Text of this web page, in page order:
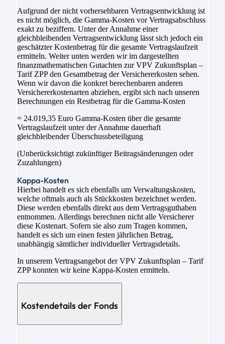
Aufgrund der nicht vorhersehbaren Vertragsentwicklung ist
es nicht möglich, die Gamma-Kosten vor Vertragsabschluss
exakt zu beziffern. Unter der Annahme einer
gleichbleibenden Vertragsentwicklung lässt sich jedoch ein
geschätzter Kostenbetrag für die gesamte Vertragslaufzeit
ermitteln. Weiter unten werden wir im dargestellten
finanzmathematischen Gutachten zur VPV Zukunftsplan –
Tarif ZPP den Gesamtbetrag der Versichererkosten sehen.
Wenn wir davon die konkret berechenbaren anderen
Versichererkostenarten abziehen, ergibt sich nach unseren
Berechnungen ein Restbetrag für die Gamma-Kosten
= 24.019,35 Euro Gamma-Kosten über die gesamte
Vertragslaufzeit unter der Annahme dauerhaft
gleichbleibender Überschussbeteiligung
(Unberücksichtigt zukünftiger Beitragsänderungen oder
Zuzahlungen)
Kappa-Kosten
Hierbei handelt es sich ebenfalls um Verwaltungskosten,
welche oftmals auch als Stückkosten bezeichnet werden.
Diese werden ebenfalls direkt aus dem Vertragsguthaben
entnommen. Allerdings berechnen nicht alle Versicherer
diese Kostenart. Sofern sie also zum Tragen kommen,
handelt es sich um einen festen jährlichen Betrag,
unabhängig sämtlicher individueller Vertragsdetails.
In unserem Vertragsangebot der VPV Zukunftsplan – Tarif
ZPP konnten wir keine Kappa-Kosten ermitteln.
Kostendetails der Fonds